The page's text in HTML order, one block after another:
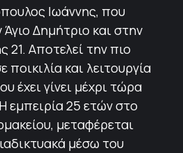
Ιωάννης, που
Άγιο Δημήτριο και στην
21. Αποτελεί την πιο
και λειτουργία
έχει γίνει μέχρι τώρα
εμπειρία 25 ετών στο
μεταφέρεται
μέσω του